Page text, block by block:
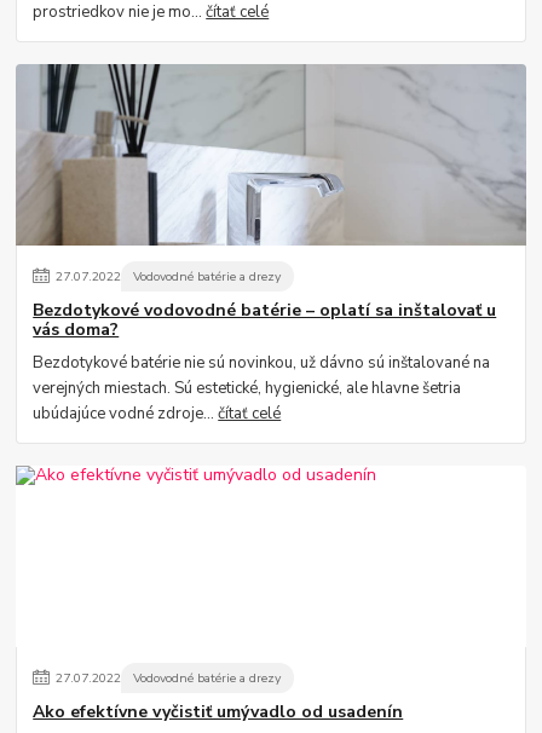
prostriedkov nie je mo...čítať celé
27.07.2022 Vodovodné batérie a drezy
Bezdotykové vodovodné batérie – oplatí sa inštalovať u
vás doma?
Bezdotykové batérie nie sú novinkou, už dávno sú inštalované na
verejných miestach. Sú estetické, hygienické, ale hlavne šetria
ubúdajúce vodné zdroje...čítať celé
27.07.2022 Vodovodné batérie a drezy
Ako efektívne vyčistiť umývadlo od usadenín